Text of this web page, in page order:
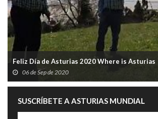
Feliz Día de Asturias 2020 Where is Asturias
06 de Sep de 2020
SUSCRÍBETE A ASTURIAS MUNDIAL